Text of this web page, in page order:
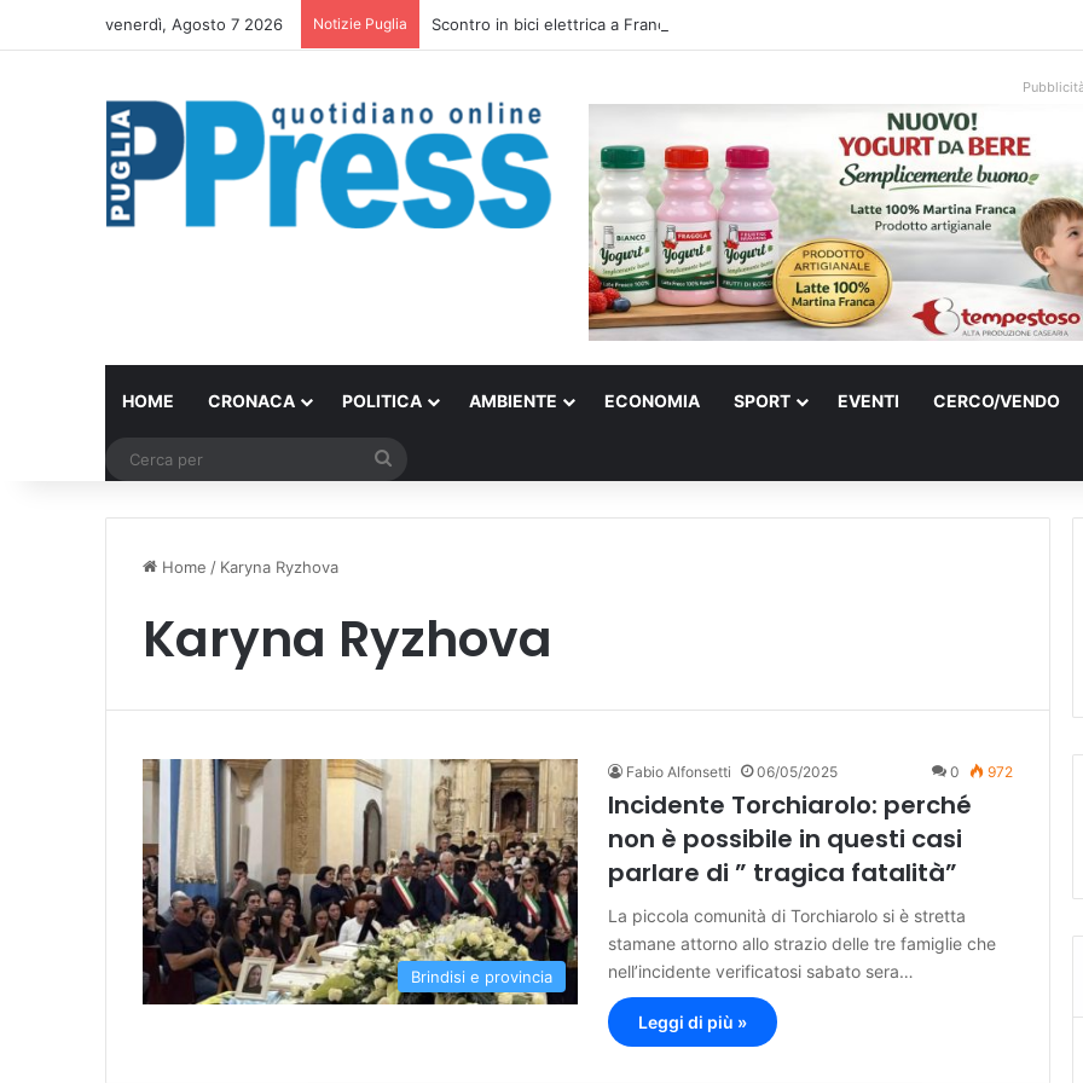
venerdì, Agosto 7 2026 Notizie Puglia Scontro in bici elettrica a Francavilla Fontana, due 15enni ricoverati in gravi condizioni
HOME CRONACA POLITICA AMBIENTE ECONOMIA SPORT EVENTI CERCO/VENDO
Home / Karyna Ryzhova
Karyna Ryzhova
Brindisi e provincia
Fabio Alfonsetti 06/05/2025 0 972
Incidente Torchiarolo: perché
non è possibile in questi casi
parlare di ” tragica fatalità”
La piccola comunità di Torchiarolo si è stretta
stamane attorno allo strazio delle tre famiglie che
nell’incidente verificatosi sabato sera…
Leggi di più »